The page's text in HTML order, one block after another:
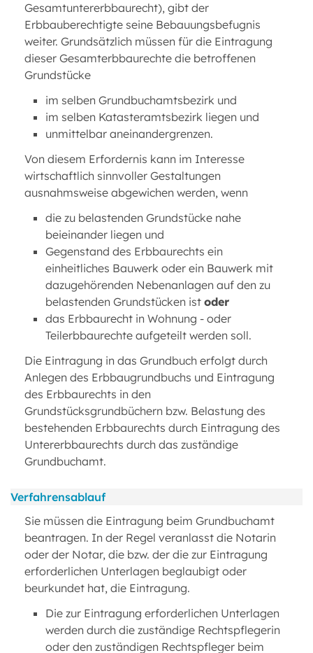
Gesamtuntererbbaurecht), gibt der
Erbbauberechtigte seine Bebauungsbefugnis
weiter. Grundsätzlich müssen für die Eintragung
dieser Gesamterbbaurechte die betroffenen
Grundstücke
im selben Grundbuchamtsbezirk und
im selben Katasteramtsbezirk liegen und
unmittelbar aneinandergrenzen.
Von diesem Erfordernis kann im Interesse
wirtschaftlich sinnvoller Gestaltungen
ausnahmsweise abgewichen werden, wenn
die zu belastenden Grundstücke nahe
beieinander liegen und
Gegenstand des Erbbaurechts ein
einheitliches Bauwerk oder ein Bauwerk mit
dazugehörenden Nebenanlagen auf den zu
belastenden Grundstücken ist oder
das Erbbaurecht in Wohnung - oder
Teilerbbaurechte aufgeteilt werden soll.
Die Eintragung in das Grundbuch erfolgt durch
Anlegen des Erbbaugrundbuchs und Eintragung
des Erbbaurechts in den
Grundstücksgrundbüchern bzw. Belastung des
bestehenden Erbbaurechts durch Eintragung des
Untererbbaurechts durch das zuständige
Grundbuchamt.
Verfahrensablauf
Sie müssen die Eintragung beim Grundbuchamt
beantragen. In der Regel veranlasst die Notarin
oder der Notar, die bzw. der die zur Eintragung
erforderlichen Unterlagen beglaubigt oder
beurkundet hat, die Eintragung.
Die zur Eintragung erforderlichen Unterlagen
werden durch die zuständige Rechtspflegerin
oder den zuständigen Rechtspfleger beim